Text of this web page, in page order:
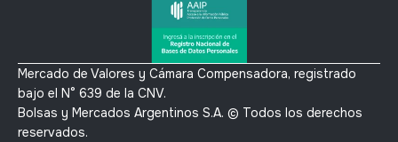
Mercado de Valores y Cámara Compensadora, registrado
bajo el N° 639 de la CNV.
Bolsas y Mercados Argentinos S.A. © Todos los derechos
reservados.